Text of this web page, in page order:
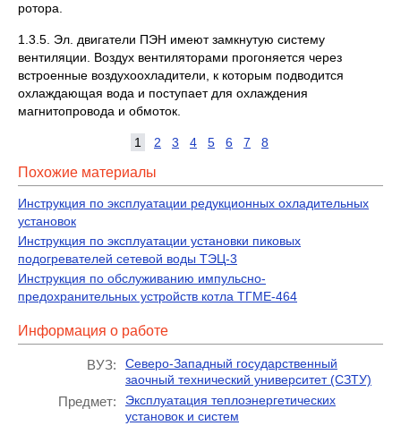
ротора.
1.3.5. Эл. двигатели ПЭН имеют замкнутую систему
вентиляции. Воздух вентиляторами прогоняется через
встроенные воздухоохладители, к которым подводится
охлаждающая вода и поступает для охлаждения
магнитопровода и обмоток.
1 2 3 4 5 6 7 8
Похожие материалы
Инструкция по эксплуатации редукционных охладительных
установок
Инструкция по эксплуатации установки пиковых
подогревателей сетевой воды ТЭЦ-3
Инструкция по обслуживанию импульсно-
предохранительных устройств котла ТГМЕ-464
Информация о работе
ВУЗ:
Северо-Западный государственный
заочный технический университет (СЗТУ)
Предмет:
Эксплуатация теплоэнергетических
установок и систем